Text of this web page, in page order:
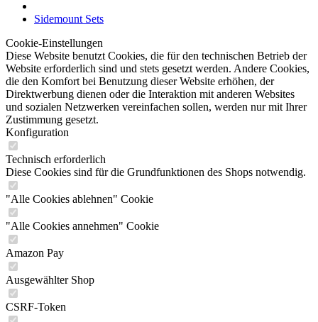
Sidemount Sets
Cookie-Einstellungen
Diese Website benutzt Cookies, die für den technischen Betrieb der
Website erforderlich sind und stets gesetzt werden. Andere Cookies,
die den Komfort bei Benutzung dieser Website erhöhen, der
Direktwerbung dienen oder die Interaktion mit anderen Websites
und sozialen Netzwerken vereinfachen sollen, werden nur mit Ihrer
Zustimmung gesetzt.
Konfiguration
Technisch erforderlich
Diese Cookies sind für die Grundfunktionen des Shops notwendig.
"Alle Cookies ablehnen" Cookie
"Alle Cookies annehmen" Cookie
Amazon Pay
Ausgewählter Shop
CSRF-Token